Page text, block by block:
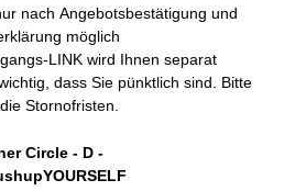
möglich
LINK wird Ihnen separat
dass Sie pünktlich sind. Bitte
Stornofristen.
Circle - D -